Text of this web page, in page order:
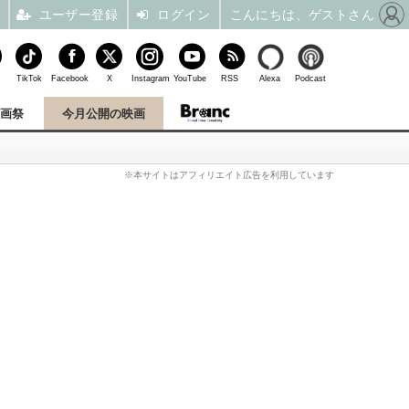
祭 今月公開の映画
※本サイトはアフィリエイト広告を利用しています
TikTok Facebook X Instagram YouTube RSS Alexa Podcast
ユーザー登録 ログイン こんにちは、ゲストさん